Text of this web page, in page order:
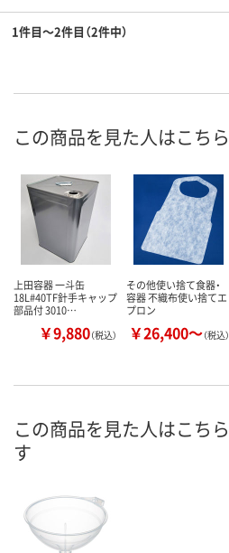
1件目～2件目（2件中）
この商品を見た人はこち
上田容器 一斗缶
18L#40TF針手キャップ
部品付 3010…
￥9,880（税込）
その他使い捨て食器・
容器 不織布使い捨てエ
プロン
￥26,400～（税込）
この商品を見た人はこち
す